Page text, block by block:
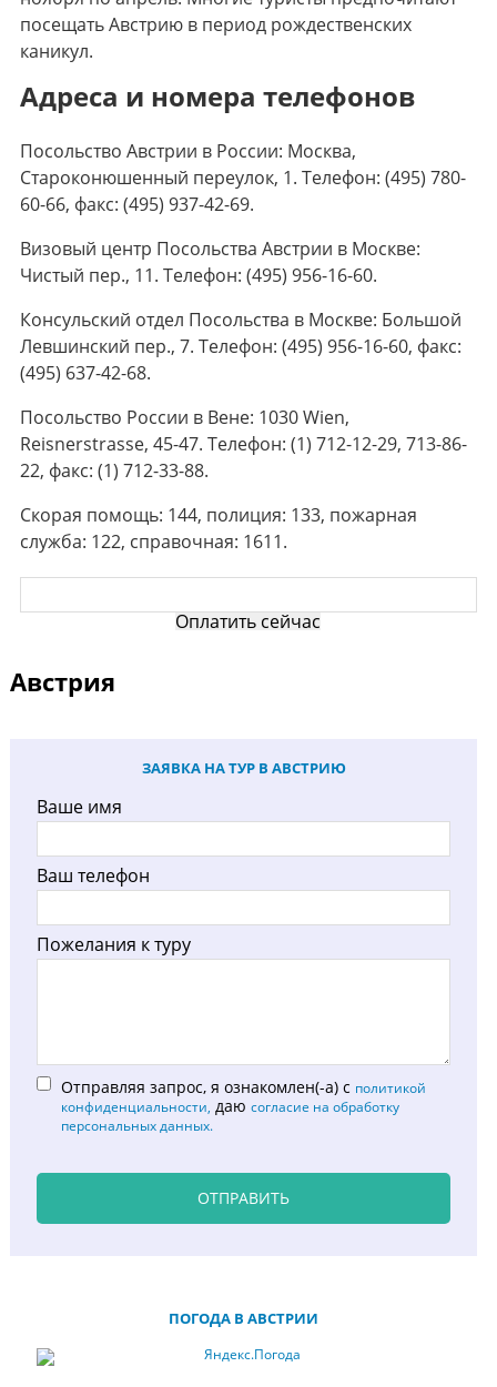
посещать Австрию в период рождественских
каникул.
Адреса и номера телефонов
Посольство Австрии в России: Москва,
Староконюшенный переулок, 1. Телефон: (495) 780-
60-66, факс: (495) 937-42-69.
Визовый центр Посольства Австрии в Москве:
Чистый пер., 11. Телефон: (495) 956-16-60.
Консульский отдел Посольства в Москве: Большой
Левшинский пер., 7. Телефон: (495) 956-16-60, факс:
(495) 637-42-68.
Посольство России в Вене: 1030 Wien,
Reisnerstrasse, 45-47. Телефон: (1) 712-12-29, 713-86-
22, факс: (1) 712-33-88.
Скорая помощь: 144, полиция: 133, пожарная
служба: 122, справочная: 1611.
Оплатить сейчас
Австрия
ЗАЯВКА НА ТУР В АВСТРИЮ
Ваше имя
Ваш телефон
Пожелания к туру
Отправляя запрос, я ознакомлен(-а) с политикой
конфиденциальности, даю согласие на обработку
персональных данных.
ОТПРАВИТЬ
ПОГОДА В АВСТРИИ